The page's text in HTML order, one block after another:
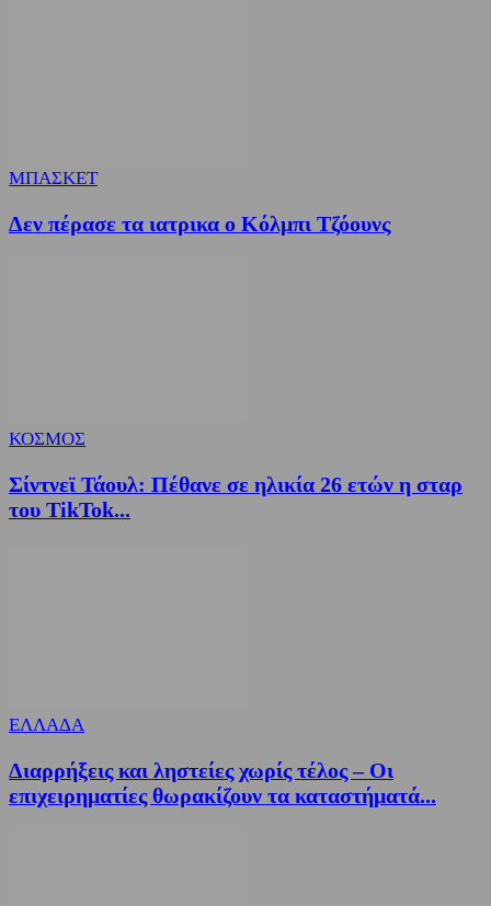
ΜΠΑΣΚΕΤ
Δεν πέρασε τα ιατρικα ο Κόλμπι Τζόουνς
ΚΟΣΜΟΣ
Σίντνεϊ Τάουλ: Πέθανε σε ηλικία 26 ετών η σταρ
του TikTok...
ΕΛΛΑΔΑ
Διαρρήξεις και ληστείες χωρίς τέλος – Οι
επιχειρηματίες θωρακίζουν τα καταστήματά...